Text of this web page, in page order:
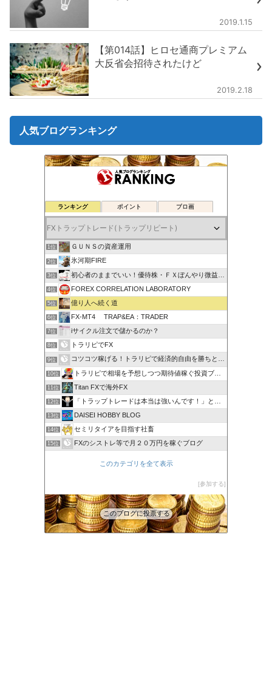
2019.1.15
【第014話】ヒロセ通商プレミアム
大反省会招待されたけど
2019.2.18
人気ブログランキング
ランキング ポイント ブロ画
1位 ＧＵＮＳの資産運用
2位 氷河期FIRE
3位 初心者のままでいい！優待株・ＦＸぼんやり微益ブログ
4位 FOREX CORRELATION LABORATORY
5位 億り人へ続く道
6位 FX-MT4 TRAP&EA：TRADER
7位 iサイクル注文で儲かるのか？
8位 トラリピでFX
9位 コツコツ稼げる！トラリピで経済的自由を勝ちとる方法
10位 トラリピで相場を予想しつつ期待値稼ぐ投資ブログ
11位 Titan FXで海外FX
12位 「トラップトレードは本当は強いんです！」と叫びたい。
13位 DAISEI HOBBY BLOG
14位 セミリタイアを目指す社畜
15位 FXのシストレ等で月２０万円を稼ぐブログ
このカテゴリを全て表示
参加する
このブログに投票する